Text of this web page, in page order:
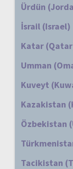
Ürdün
İsrail (Israel)
Katar
Umman
Kuveyt
Kazakistan
Özbekistan
Tacikistan